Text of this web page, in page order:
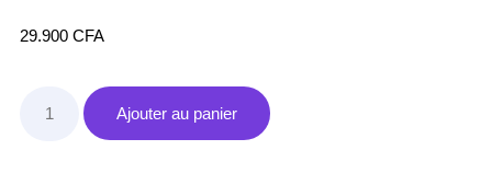
29.900 CFA
Ajouter au panier